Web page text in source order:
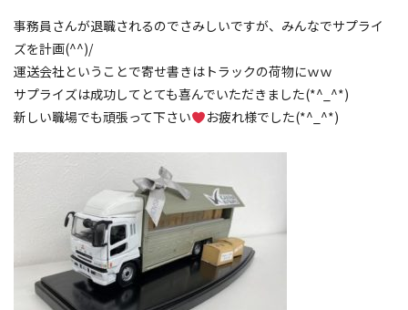
事務員さんが退職されるのでさみしいですが、みんなでサプライ
ズを計画(^^)/
運送会社ということで寄せ書きはトラックの荷物にｗｗ
サプライズは成功してとても喜んでいただきました(*^_^*)
新しい職場でも頑張って下さい
お疲れ様でした(*^_^*)